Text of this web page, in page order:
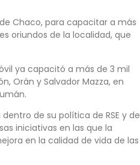
Chaco, para capacitar a más
oriundos de la localidad, que
ya capacitó a más de 3 mil
Orán y Salvador Mazza, en
de su política de RSE y de
iniciativas en las que la
en la calidad de vida de las